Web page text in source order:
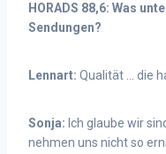
HORADS 88,6: Was
Sendungen?
Lennart: Qualität … die
Sonja: Ich glaube wir
nehmen uns nicht so